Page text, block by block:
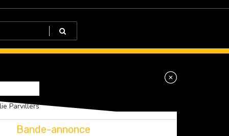
Parvillers
Bande-annonce